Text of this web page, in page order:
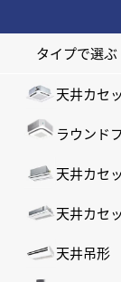
タイプで選ぶ
天井カセ
ラウンド
天井カセ
天井カセ
天井吊形